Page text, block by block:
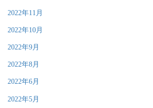
2022年11月
2022年10月
2022年9月
2022年8月
2022年6月
2022年5月